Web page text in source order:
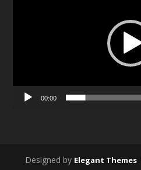
00:00
Designed by Elegant Themes